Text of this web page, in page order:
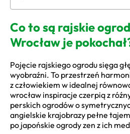
Co to są rajskie
Wrocław je
Pojęcie rajskiego ogrodu sięga
wyobraźni. To przestrzeń
z człowiekiem w idealnej
wrocław inspiracje czerpią z
perskich ogrodów o
angielskie krajobrazy pełne
po japońskie ogrody zen z ich